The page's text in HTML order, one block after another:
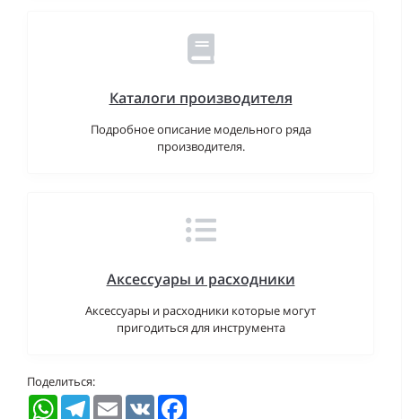
Каталоги производителя
Подробное описание модельного ряда
производителя.
Аксессуары и расходники
Аксессуары и расходники которые могут
пригодиться для инструмента
Поделиться:
WhatsAppTelegramEmail VK